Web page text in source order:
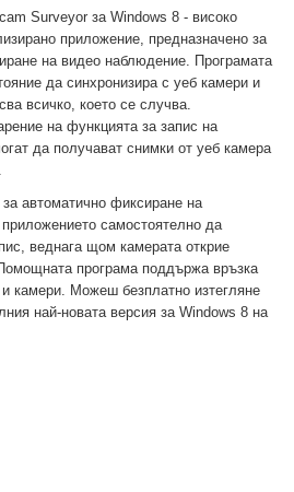
Surveyor за Windows 8 - високо
приложение, предназначено за
на видео наблюдение. Програмата
да синхронизира с уеб камери и
всичко, което се случва.
на функцията за запис на
да получават снимки от уеб камера
автоматично фиксиране на
самостоятелно да
веднага щом камерата открие
програма поддържа връзка
камери. Можеш безплатно изтегляне
най-новата версия за Windows 8 на